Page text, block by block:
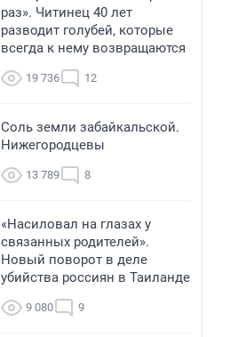
раз». Читинец 40 лет
разводит голубей, которые
всегда к нему возвращаются
19 736 12
Соль земли забайкальской.
Нижегородцевы
13 789 8
«Насиловал на глазах у
связанных родителей».
Новый поворот в деле
убийства россиян в Таиланде
9 080 9